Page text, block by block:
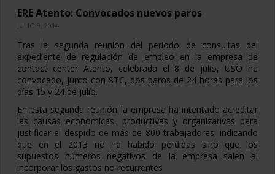
ERE Atento: Convocados nuevos paros
JULIO 9, 2014
Tras la segunda reunión del periodo de consultas del
expediente de regulación de empleo en la empresa de
contact center Atento, celebrada el 8 de julio, USO ha
convocado, junto con STC, dos paros de 24 horas para los
días 15 y 24 de julio.
En esta segunda reunión la empresa ha intentado acreditar
las causas económicas, productivas y organizativas para
justificar el despido de más de 800 trabajadores, indicando
que en el 2013 no ha habido pérdidas sino que los
supuestos números negativos de la empresa salen al
incorporar los gastos no recurrentes